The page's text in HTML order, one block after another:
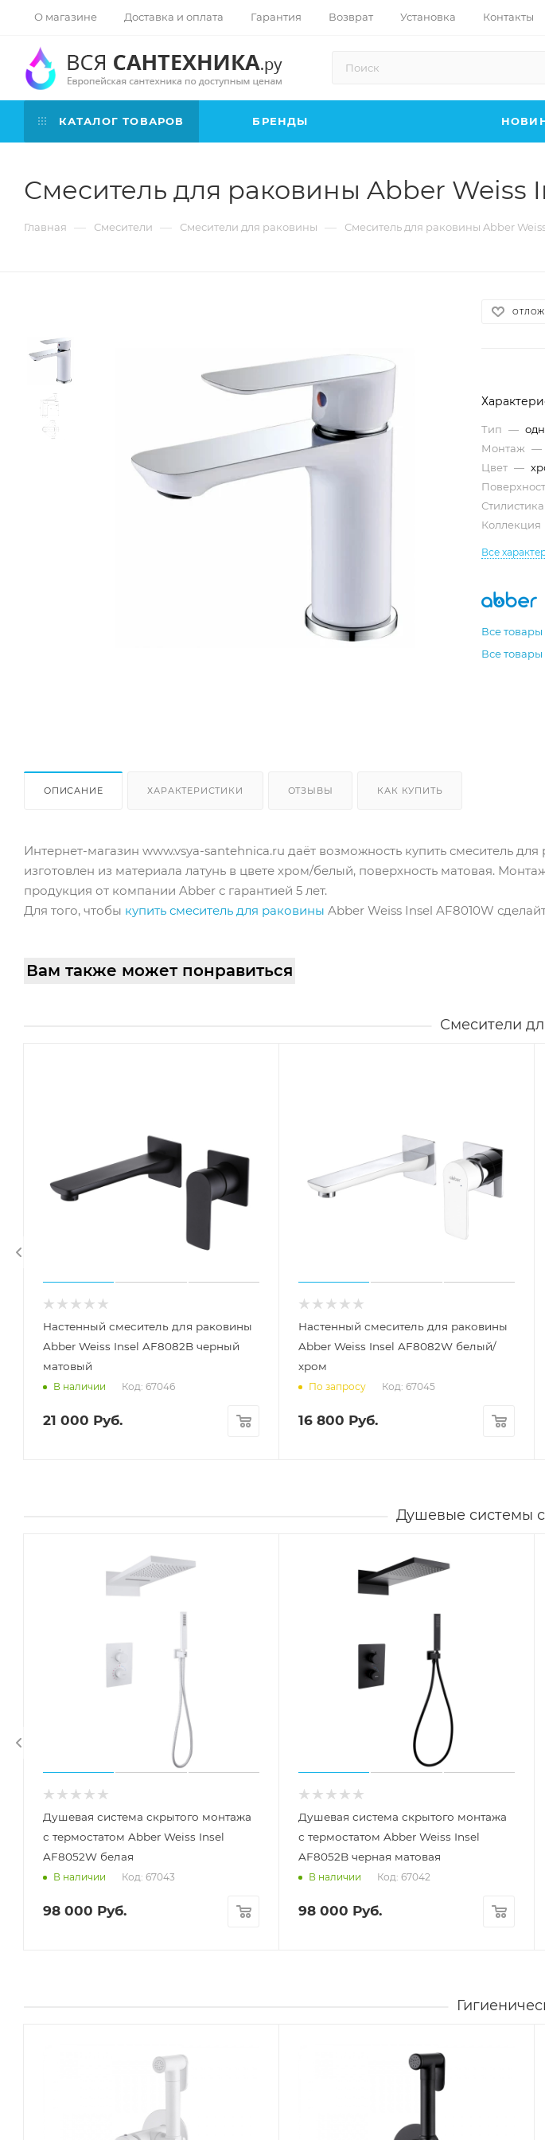
О магазине Доставка и оплата Гарантия Возврат Установка Контакты
КАТАЛОГ ТОВАРОВ БРЕНДЫ
Смеситель для раковины Abber Weiss
Главная — Смесители — Смесители для раковины — Смеситель для раковины Abber
Тип —
Монтаж —
Цвет —
Коллекция
Все
Все товары
Все
ОПИСАНИЕ ХАРАКТЕРИСТИКИ ОТЗЫВЫ КАК КУПИТЬ
Интернет-магазин www.vsya-santehnica.ru даёт возможность купить смеситель
изготовлен из материала латунь в цвете хром/белый, поверхность матовая.
продукция от компании Abber с гарантией 5 лет.
Для того, чтобы купить смеситель для раковины Abber Weiss Insel AF8010W
Вам также может понравиться
Смесители
Настенный смеситель для раковины
Abber Weiss Insel AF8082B черный
матовый
В наличии Код: 67046
21 000 Руб.
Настенный смеситель для раковины
Abber Weiss Insel AF8082W белый/
хром
По запросу Код: 67045
16 800 Руб.
Душевые системы
Душевая система скрытого монтажа
с термостатом Abber Weiss Insel
AF8052W белая
В наличии Код: 67043
98 000 Руб.
Душевая система скрытого монтажа
с термостатом Abber Weiss Insel
AF8052B черная матовая
В наличии Код: 67042
98 000 Руб.